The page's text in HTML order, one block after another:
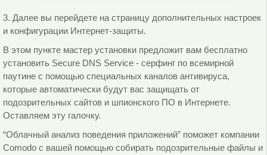
3. Далее вы перейдете на страницу дополнительных настроек
и конфигурации Интернет-защиты.
В этом пункте мастер установки предложит вам бесплатно
установить Secure DNS Service - серфинг по всемирной
паутине с помощью специальных каналов антивируса,
которые автоматически будут вас защищать от
подозрительных сайтов и шпионского ПО в Интернете.
Оставляем эту галочку.
“Облачный анализ поведения приложений” поможет компании
Comodo с вашей помощью собирать подозрительные файлы и